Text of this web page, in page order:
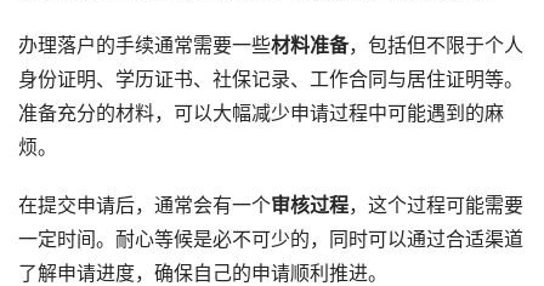
办理落户的手续通常需要一些材料准备，包括但不限于个人
身份证明、学历证书、社保记录、工作合同与居住证明等。
准备充分的材料，可以大幅减少申请过程中可能遇到的麻
烦。
在提交申请后，通常会有一个审核过程，这个过程可能需要
一定时间。耐心等候是必不可少的，同时可以通过合适渠道
了解申请进度，确保自己的申请顺利推进。